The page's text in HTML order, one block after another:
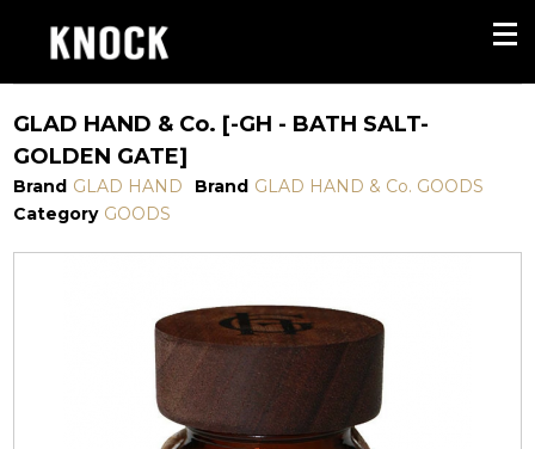
GLAD HAND & Co. [-GH - BATH SALT-
GOLDEN GATE]
Brand GLAD HAND Brand GLAD HAND & Co. GOODS
Category GOODS